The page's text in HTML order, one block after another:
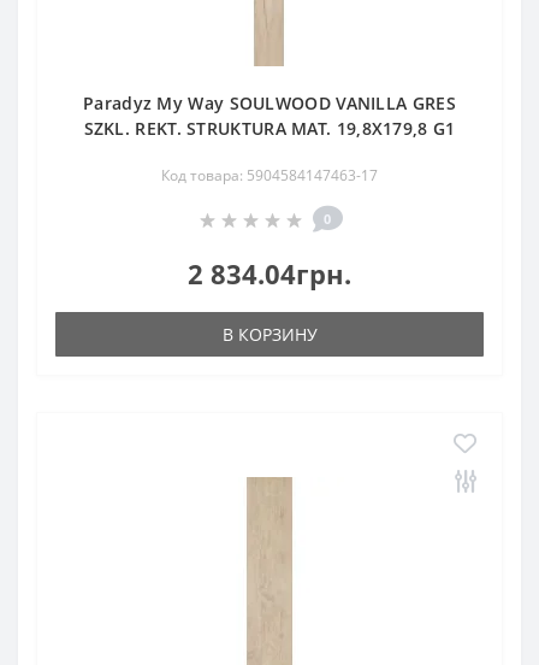
Paradyz My Way SOULWOOD VANILLA GRES
SZKL. REKT. STRUKTURA MAT. 19,8X179,8 G1
Код товара: 5904584147463-17
0
2 834.04грн.
В КОРЗИНУ